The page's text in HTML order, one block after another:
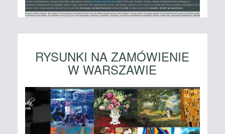
RYSUNKI NA ZAMÓWIENIE
W WARSZAWIE